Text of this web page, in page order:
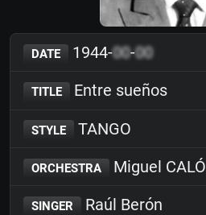
DATE 1944-00-00
TITLE Entre sueños
STYLE TANGO
ORCHESTRA Miguel CALÓ
SINGER Raúl Berón